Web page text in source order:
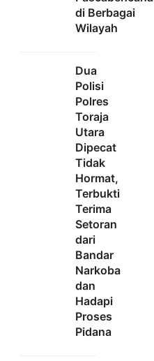
di Berbagai
Wilayah
Dua
Polisi
Polres
Toraja
Utara
Dipecat
Tidak
Hormat,
Terbukti
Terima
Setoran
dari
Bandar
Narkoba
dan
Hadapi
Proses
Pidana